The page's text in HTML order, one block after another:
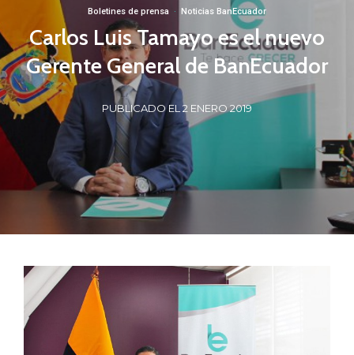
Boletines de prensa · Noticias BanEcuador
Carlos Luis Tamayo es el nuevo
Gerente General de BanEcuador
PUBLICADO EL 2 ENERO 2019